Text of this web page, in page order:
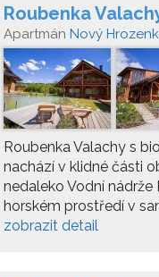
Roubenka
Apartmán Nový
Roubenka Valachy s
nachází v klidné části
nedaleko Vodní nádrže
horském prostředí v
zobrazit detail